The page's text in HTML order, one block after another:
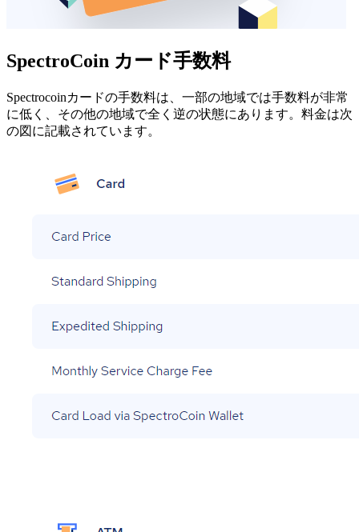
SpectroCoin カード手数料
Spectrocoinカードの手数料は、一部の地域では手数料が非常
に低く、その他の地域で全く逆の状態にあります。料金は次
の図に記載されています。